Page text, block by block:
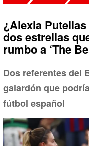
¿Alexia
dos estrellas
rumbo a ‘The
Dos referentes del
galardón que
fútbol español